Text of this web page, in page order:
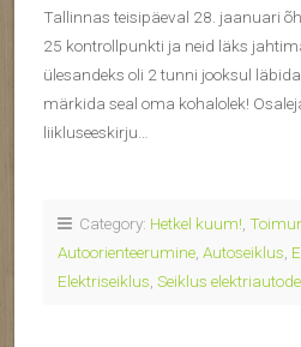
Tallinnas teisipäeval 28. jaanuari
25 kontrollpunkti ja neid läks
ülesandeks oli 2 tunni jooksul
märkida seal oma kohalolek!
liikluseeskirju…
Category: Hetkel kuum!
Autoorienteerumine Autoseiklus
Elektriseiklus Seiklus